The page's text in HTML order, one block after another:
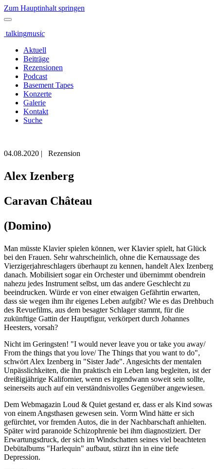
Zum Hauptinhalt springen
talkingmusic
Aktuell
Beiträge
Rezensionen
Podcast
Basement Tapes
Konzerte
Galerie
Kontakt
Suche
04.08.2020 | Rezension
Alex Izenberg
Caravan Château
(Domino)
Man müsste Klavier spielen können, wer Klavier spielt, hat Glück
bei den Frauen. Sehr wahrscheinlich, ohne die Kernaussage des
Vierzigerjahreschlagers überhaupt zu kennen, handelt Alex Izenberg
danach. Mobilisiert sogar ein Orchester und übernimmt obendrein
nahezu jedes Instrument selbst, um das andere Geschlecht zu
beeindrucken. Würde er von einer etwaigen Gefährtin erwarten,
dass sie wegen ihm ihr eigenes Leben aufgibt? Wie es das Drehbuch
des Revuefilms, aus dem besagter Schlager stammt, für die
zukünftige Gattin der Hauptfigur, verkörpert durch Johannes
Heesters, vorsah?
Nicht im Geringsten! "I would never leave you or take you away/
From the things that you love/ The Things that you want to do",
schwört Alex Izenberg in "Sister Jade". Angesichts der mentalen
Unpässlichkeiten, die ihn praktisch ein Leben lang begleiten, ist der
dreißigjährige Kalifornier, wenn es irgendwann soweit sein sollte,
seinerseits auch auf ein verständnisvolles Gegenüber angewiesen.
Dem Webmagazin Loud & Quiet gestand er, dass er als Kind sowas
von einem Angsthasen gewesen sein. Vorm Wind hätte er sich
gefürchtet, vor fremden Autos, die in der Nachbarschaft anhielten.
Später wird paranoide Schizophrenie bei ihm diagnostiziert. Der
Erwartungsdruck, der sich im Windschatten seines viel beachteten
Debütalbums "Harlequin" aufbaut, stürzt ihn in eine tiefe
Depression.